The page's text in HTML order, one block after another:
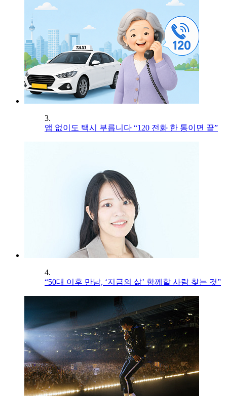
3.
앱 없이도 택시 부릅니다 “120 전화 한 통이면 끝”
4.
“50대 이후 만남, ‘지금의 삶’ 함께할 사람 찾는 것”